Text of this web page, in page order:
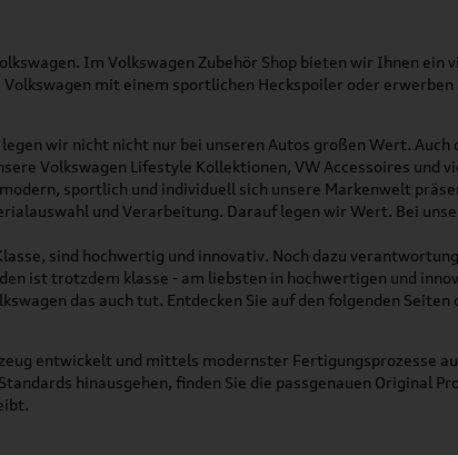
Im Volkswagen Zubehör Shop bieten wir Ihnen
mit einem sportlichen Heckspoiler oder
wir nicht nicht nur bei unseren Autos großen Wert. Auch
Volkswagen Lifestyle Kollektionen, VW Accessoires und
sportlich und individuell sich unsere Markenwelt
und Verarbeitung. Darauf legen wir Wert. Bei
sind hochwertig und innovativ. Noch dazu
ist trotzdem klasse - am liebsten in hochwertigen und
das auch tut. Entdecken Sie auf den folgenden
entwickelt und mittels modernster Fertigungsprozesse
hinausgehen, finden Sie die passgenauen Original